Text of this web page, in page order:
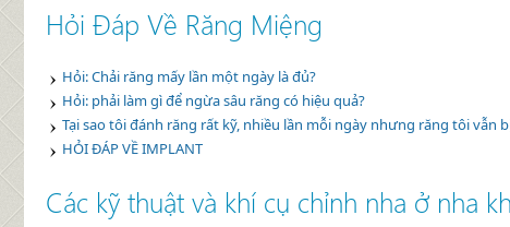
Hỏi Đáp Về Răng Miệng
Hỏi: Chải răng mấy lần một ngày là đủ?
Hỏi: phải làm gì để ngừa sâu răng có hiệu quả?
Tại sao tôi đánh răng rất kỹ, nhiều lần mỗi ngày nhưng răng tôi vẫn
HỎI ĐÁP VỀ IMPLANT
Các kỹ thuật và khí cụ chỉnh nha ở nha